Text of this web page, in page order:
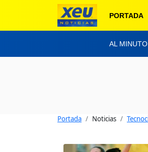
PORTADA
AL MINUTO
Portada Noticias